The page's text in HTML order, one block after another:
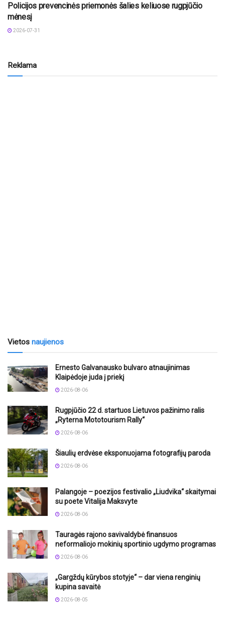
Policijos prevencinės priemonės šalies keliuose rugpjūčio
mėnesį
2026-07-31
Reklama
Vietos naujienos
Ernesto Galvanausko bulvaro atnaujinimas
Klaipėdoje juda į priekį
2026-08-06
Rugpjūčio 22 d. startuos Lietuvos pažinimo ralis
„Ryterna Mototourism Rally“
2026-08-06
Šiaulių erdvėse eksponuojama fotografijų paroda
2026-08-06
Palangoje – poezijos festivalio „Liudvika“ skaitymai
su poete Vitalija Maksvyte
2026-08-06
Tauragės rajono savivaldybė finansuos
neformaliojo mokinių sportinio ugdymo programas
2026-08-06
„Gargždų kūrybos stotyje“ – dar viena renginių
kupina savaitė
2026-08-05